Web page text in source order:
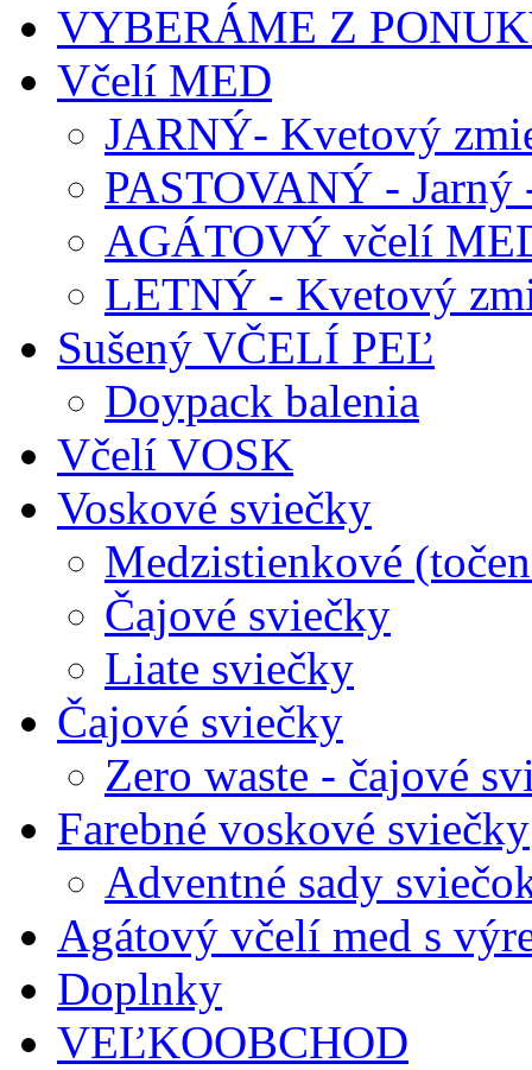
VYBERÁME Z
Včelí MED
JARNÝ- Kvetový
PASTOVANÝ -
AGÁTOVÝ včelí
LETNÝ - Kvetový
Sušený VČELÍ PEĽ
Doypack balenia
Včelí VOSK
Voskové sviečky
Medzistienkové
Čajové sviečky
Liate sviečky
Čajové sviečky
Zero waste - čajové
Farebné voskové sviečky
Adventné sady
Agátový včelí med s
Doplnky
VEĽKOOBCHOD